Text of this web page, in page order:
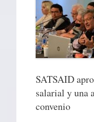
SATSAID
salarial y una
convenio